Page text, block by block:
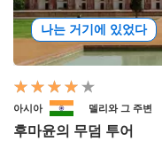
나는 거기에 있었다
아시아 델리와 그 주변
후마윤의 무덤 투어